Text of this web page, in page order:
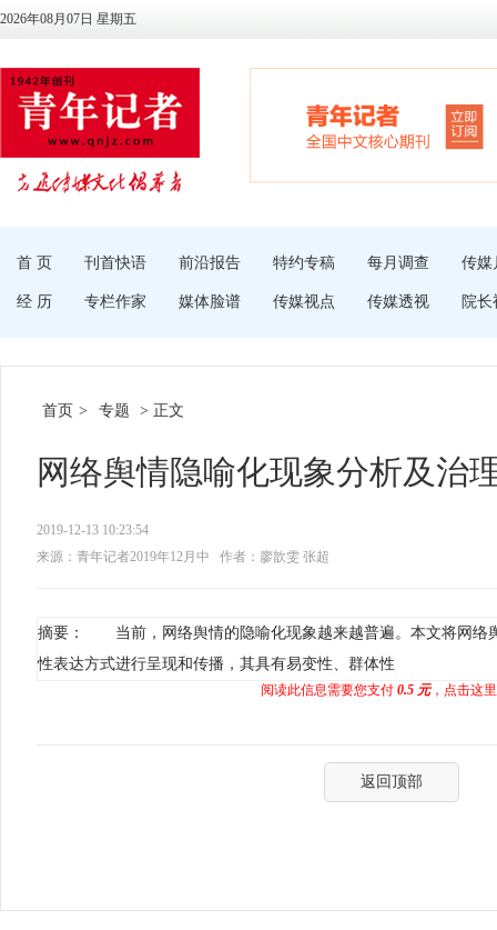
2026年08月07日 星期五
首 页 刊首快语 前沿报告 特约专稿 每月调查 传媒
经 历 专栏作家 媒体脸谱 传媒视点 传媒透视 院长
首页 > 专题 > 正文
网络舆情隐喻化现象分析及治
2019-12-13 10:23:54
来源：青年记者2019年12月中
作者：廖歆雯 张超
摘要： 当前，网络舆情的隐喻化现象越来越普遍。本文将网络
性表达方式进行呈现和传播，其具有易变性、群体性
阅读此信息需要您支付 0.5 元，点击这
返回顶部